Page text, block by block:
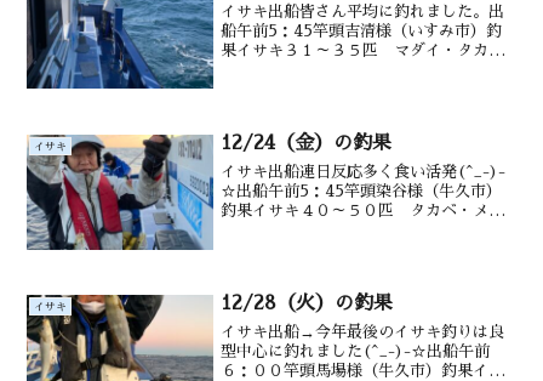
イサキ出船皆さん平均に釣れました。出
船午前5：45竿頭吉清様（いすみ市）釣
果イサキ３１～３５匹 マダイ・タカ
(^^♪２番手の都築さ...
イサキ 12/24（金）の釣果
イサキ出船連日反応多く食い活発(^_-)-
☆出船午前5：45竿頭染谷様（牛久市）
釣果イサキ４０～５０匹 タカベ・メジ
イサキ 12/28（火）の釣果
イサキ出船→今年最後のイサキ釣りは良
型中心に釣れました(^_-)-☆出船午前
６：００竿頭馬場様（牛久市）釣果イサ